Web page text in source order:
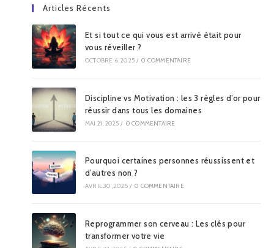
Articles Récents
Et si tout ce qui vous est arrivé était pour
vous réveiller ?
OCTOBRE 6, 2025 / 0 COMMENTAIRE
Discipline vs Motivation : les 3 règles d’or pour
réussir dans tous les domaines
MAI 21, 2025 / 0 COMMENTAIRE
Pourquoi certaines personnes réussissent et
d’autres non ?
AVRIL 30, 2025 / 0 COMMENTAIRE
Reprogrammer son cerveau : Les clés pour
transformer votre vie